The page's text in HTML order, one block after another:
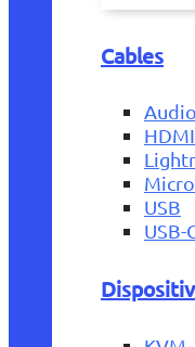
Cables
HDMI
USB
USB-